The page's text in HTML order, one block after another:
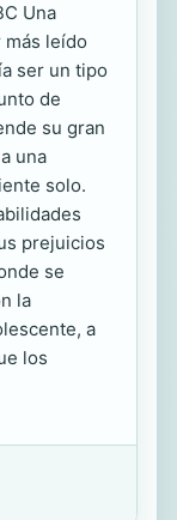
Una
leído
ser un tipo
de
su gran
una
solo.
prejuicios
se
la
a
los